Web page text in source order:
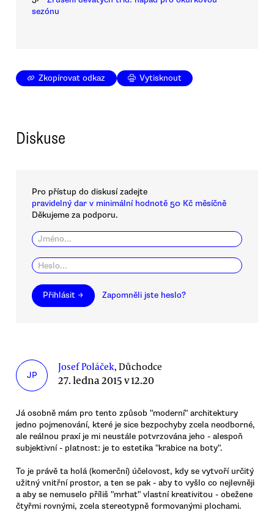
sezónu
Zkopírovat odkaz Vytisknout
Diskuse
Pro přístup do diskusí zadejte
pravidelný dar v minimální hodnotě 50 Kč měsíčně
Děkujeme za podporu.
Přihlásit → Zapomněli jste heslo?
JP
Josef Poláček, Důchodce
27. ledna 2015 v 12.20
Já osobně mám pro tento způsob "moderní" architektury
jedno pojmenování, které je sice bezpochyby zcela neodborné,
ale reálnou praxí je mi neustále potvrzována jeho - alespoň
subjektivní - platnost: je to estetika "krabice na boty".
To je právě ta holá (komerční) účelovost, kdy se vytvoří určitý
užitný vnitřní prostor, a ten se pak - aby to vyšlo co nejlevněji
a aby se nemuselo příliš "mrhat" vlastní kreativitou - obežene
čtyřmi rovnými, zcela stereotypně formovanými plochami.